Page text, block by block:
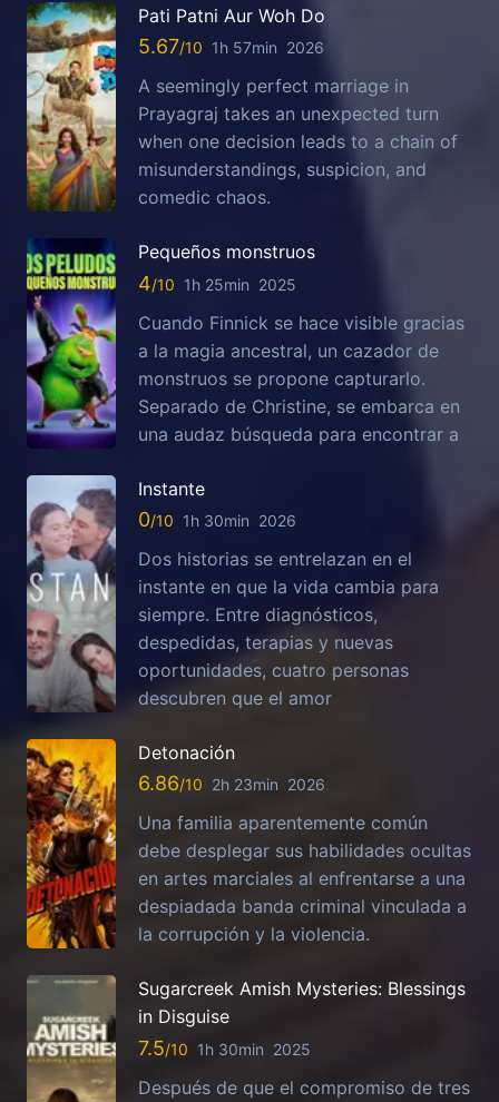
Pati Patni Aur Woh Do
5.67 1h 57min 2026
A seemingly perfect marriage in
Prayagraj takes an unexpected turn
when one decision leads to a chain of
misunderstandings, suspicion, and
comedic chaos.
Pequeños monstruos
4 1h 25min 2025
Cuando Finnick se hace visible gracias
a la magia ancestral, un cazador de
monstruos se propone capturarlo.
Separado de Christine, se embarca en
una audaz búsqueda para encontrar a
Instante
0 1h 30min 2026
Dos historias se entrelazan en el
instante en que la vida cambia para
siempre. Entre diagnósticos,
despedidas, terapias y nuevas
oportunidades, cuatro personas
descubren que el amor
Detonación
6.86 2h 23min 2026
Una familia aparentemente común
debe desplegar sus habilidades ocultas
en artes marciales al enfrentarse a una
despiadada banda criminal vinculada a
la corrupción y la violencia.
Sugarcreek Amish Mysteries: Blessings
in Disguise
7.5 1h 30min 2025
Después de que el compromiso de tres